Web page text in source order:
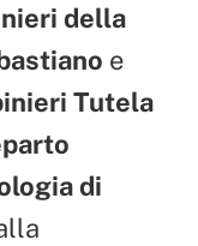
della
e
Tutela
di